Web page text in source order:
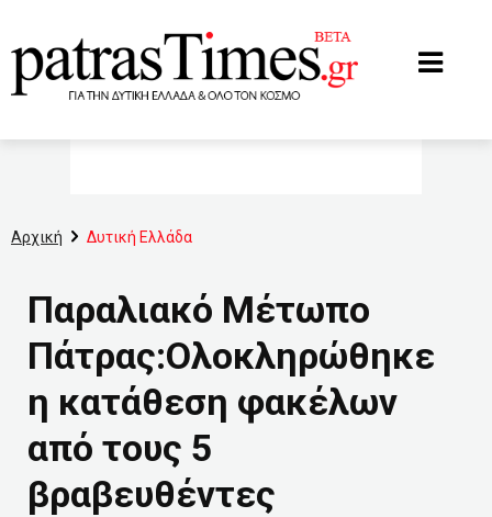
Αρχική Δυτική Ελλάδα
Παραλιακό Μέτωπο
Πάτρας:Ολοκληρώθηκε
η κατάθεση φακέλων
από τους 5
βραβευθέντες